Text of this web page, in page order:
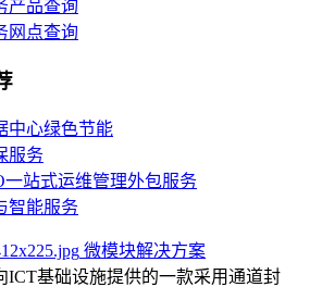
产品查询
网点查询
中心绿色节能
服务
一站式运维管理外包服务
智能服务
微模块解决方案
ICT基础设施提供的一款采用通道封